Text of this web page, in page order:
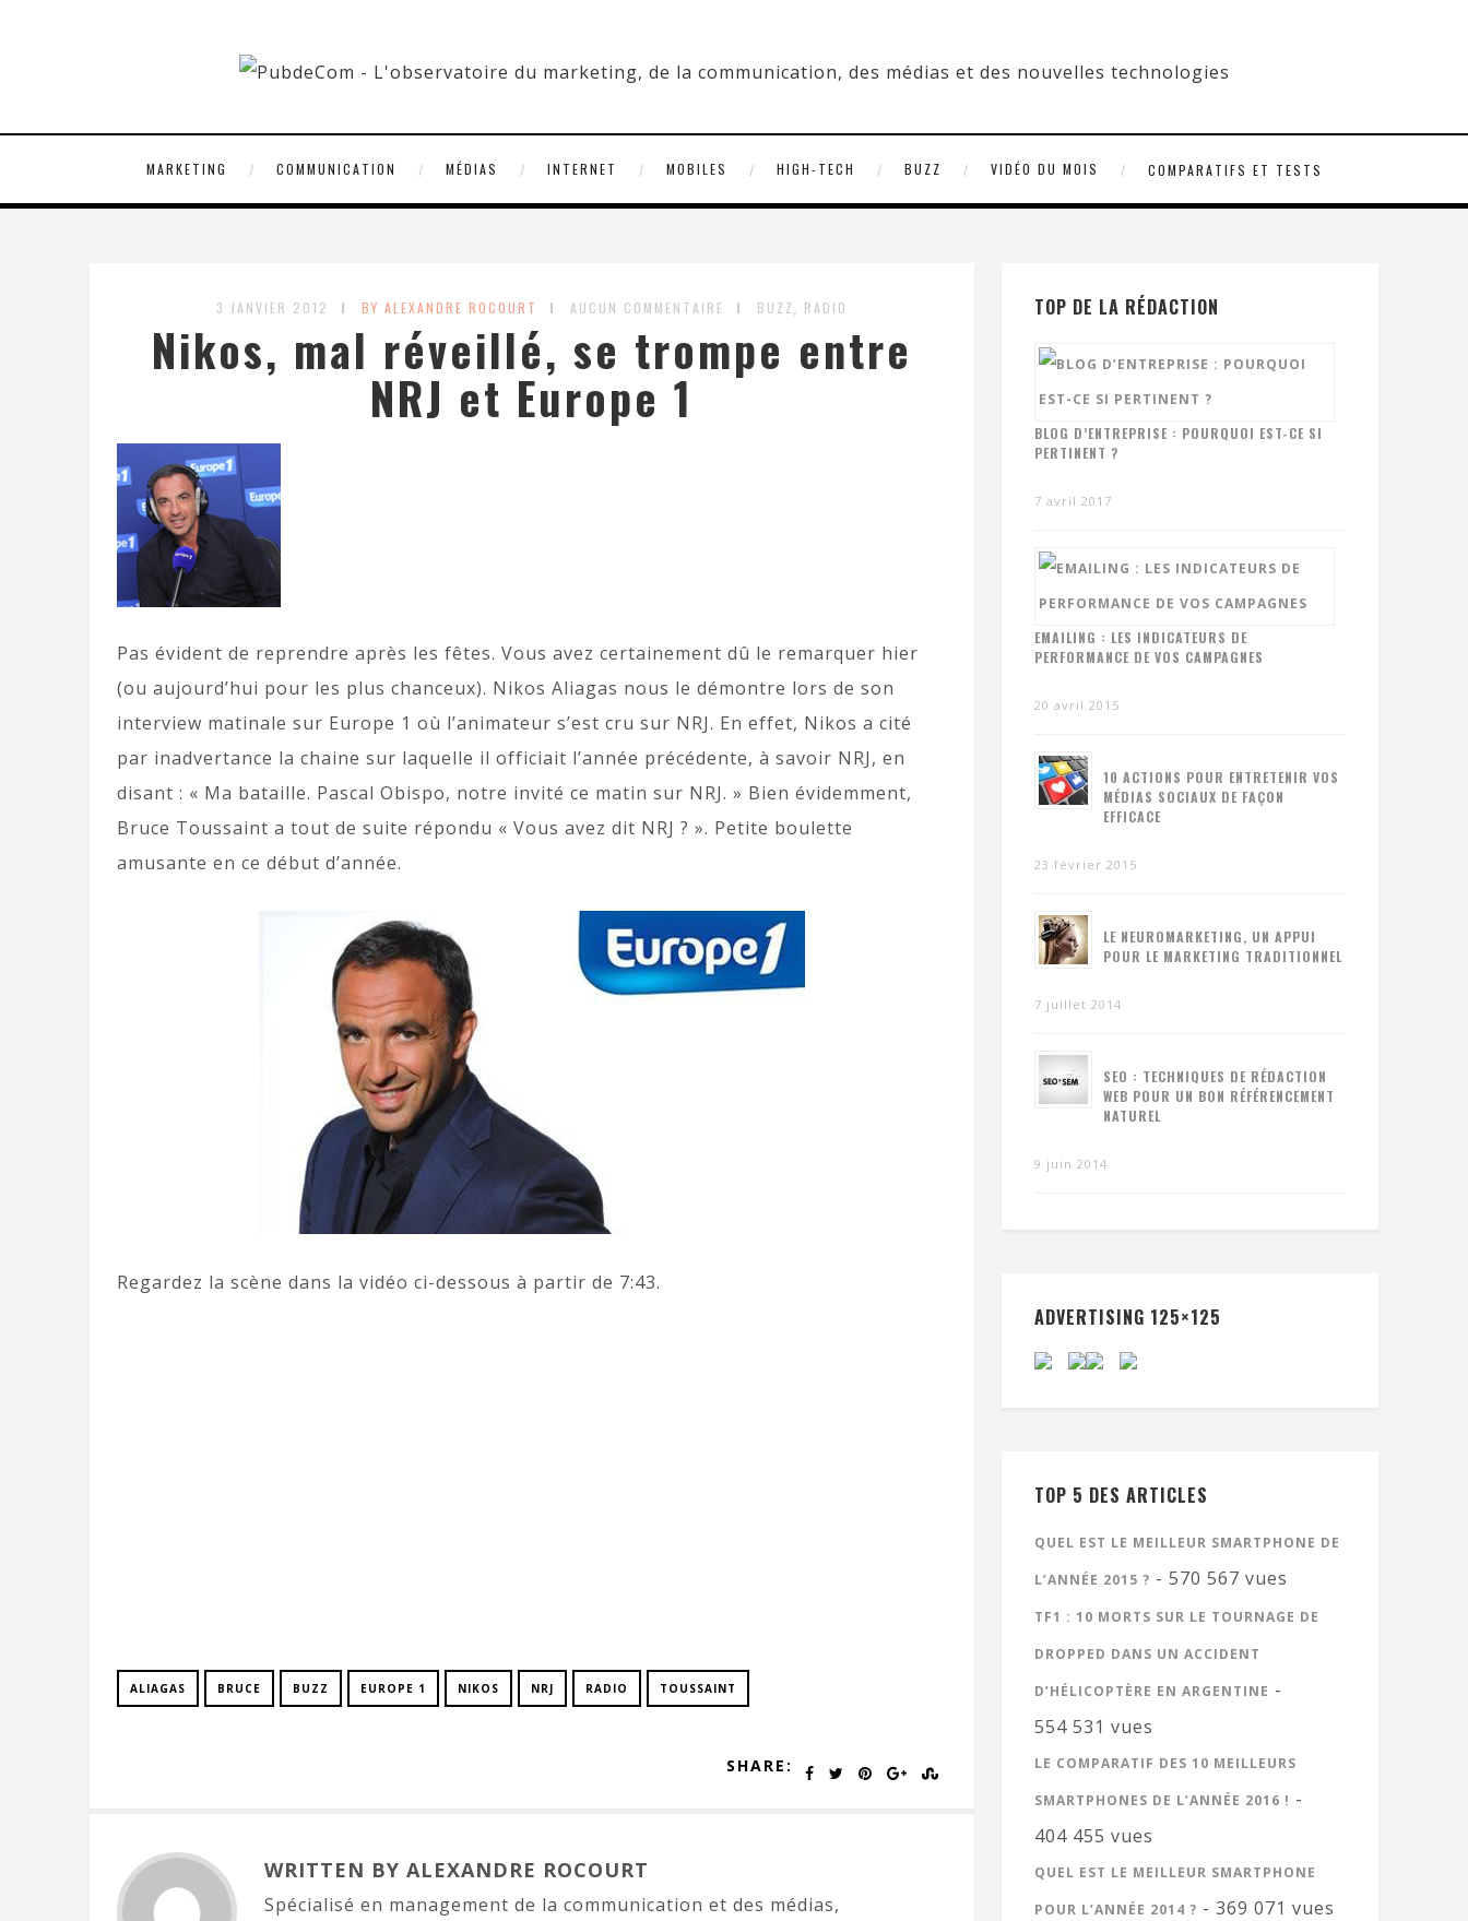
MARKETING COMMUNICATION MÉDIAS INTERNET MOBILES HIGH-TECH BUZZ VIDÉO DU MOIS COMPARATIFS ET TESTS
3 JANVIER 2012 BY ALEXANDRE ROCOURT AUCUN COMMENTAIRE BUZZ, RADIO
Nikos, mal réveillé, se trompe entre
NRJ et Europe 1
Pas évident de reprendre après les fêtes. Vous avez certainement dû le remarquer hier
(ou aujourd’hui pour les plus chanceux). Nikos Aliagas nous le démontre lors de son
interview matinale sur Europe 1 où l’animateur s’est cru sur NRJ. En effet, Nikos a cité
par inadvertance la chaine sur laquelle il officiait l’année précédente, à savoir NRJ, en
disant : « Ma bataille. Pascal Obispo, notre invité ce matin sur NRJ. » Bien évidemment,
Bruce Toussaint a tout de suite répondu « Vous avez dit NRJ ? ». Petite boulette
amusante en ce début d’année.
Regardez la scène dans la vidéo ci-dessous à partir de 7:43.
ALIAGAS BRUCE BUZZ EUROPE 1 NIKOS NRJ RADIO TOUSSAINT
SHARE:
WRITTEN BY ALEXANDRE ROCOURT
Spécialisé en management de la communication et des médias,
TOP DE LA RÉDACTION
BLOG D’ENTREPRISE : POURQUOI EST-CE SI
PERTINENT ?
7 avril 2017
EMAILING : LES INDICATEURS DE
PERFORMANCE DE VOS CAMPAGNES
20 avril 2015
10 ACTIONS POUR ENTRETENIR VOS
MÉDIAS SOCIAUX DE FAÇON
EFFICACE
23 février 2015
LE NEUROMARKETING, UN APPUI
POUR LE MARKETING TRADITIONNEL
7 juillet 2014
SEO : TECHNIQUES DE RÉDACTION
WEB POUR UN BON RÉFÉRENCEMENT
NATUREL
9 juin 2014
ADVERTISING 125×125
TOP 5 DES ARTICLES
QUEL EST LE MEILLEUR SMARTPHONE DE
L’ANNÉE 2015 ? - 570 567 vues
TF1 : 10 MORTS SUR LE TOURNAGE DE
DROPPED DANS UN ACCIDENT
D’HÉLICOPTÈRE EN ARGENTINE -
554 531 vues
LE COMPARATIF DES 10 MEILLEURS
SMARTPHONES DE L’ANNÉE 2016 ! -
404 455 vues
QUEL EST LE MEILLEUR SMARTPHONE
POUR L’ANNÉE 2014 ? - 369 071 vues